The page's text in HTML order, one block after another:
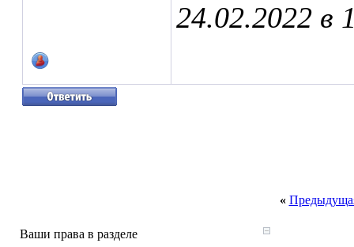
24.02.2022 в
«
Ваши права в разделе